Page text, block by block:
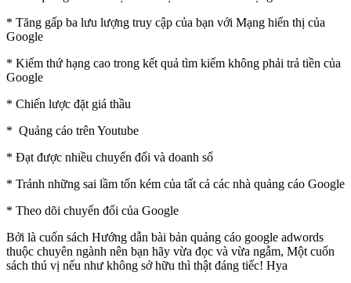
* Tăng gấp ba lưu lượng truy cập của bạn với Mạng hiển thị của
Google
* Kiếm thứ hạng cao trong kết quả tìm kiếm không phải trả tiền của
Google
* Chiến lược đặt giá thầu
* Quảng cáo trên Youtube
* Đạt được nhiều chuyển đổi và doanh số
* Tránh những sai lầm tốn kém của tất cả các nhà quảng cáo Google
* Theo dõi chuyển đổi của Google
Bởi là cuốn sách Hướng dẫn bài bản quảng cáo google adwords
thuộc chuyên ngành nên bạn hãy vừa đọc và vừa ngẫm, Một cuốn
sách thú vị nếu như không sở hữu thì thật đáng tiếc! Hya